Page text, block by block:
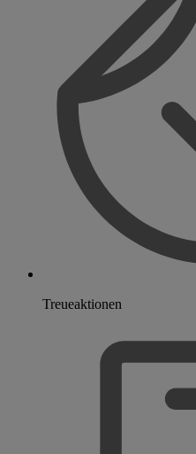
Treueaktionen